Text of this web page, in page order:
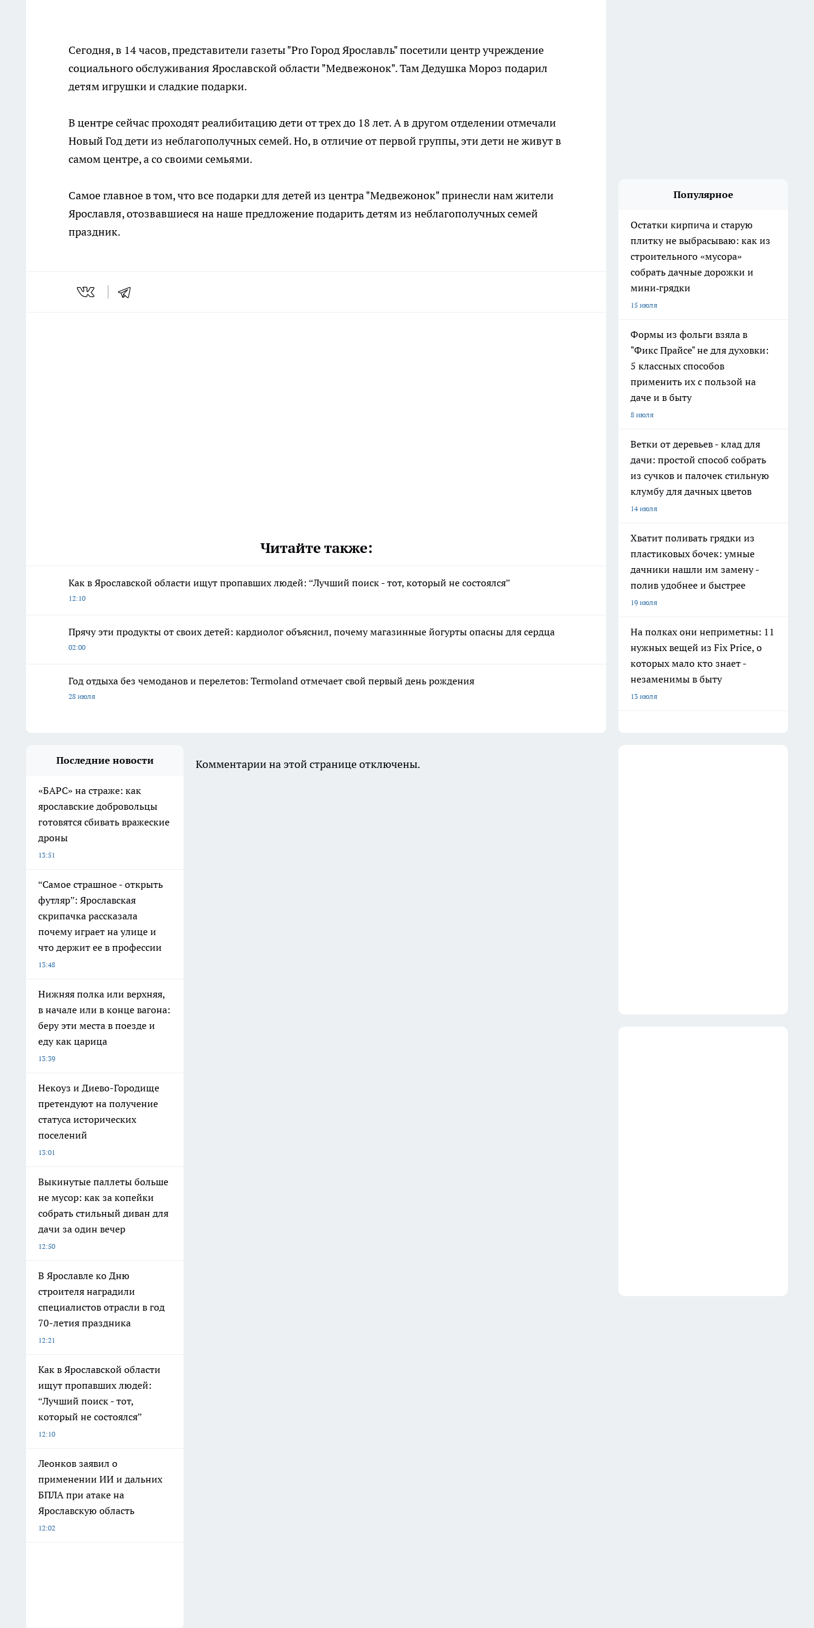
Сегодня, в 14 часов, представители газеты "Pro Город Ярославль" посетили центр учреждение
социального обслуживания Ярославской области "Медвежонок". Там Дедушка Мороз подарил
детям игрушки и сладкие подарки.
В центре сейчас проходят реалибитацию дети от трех до 18 лет. А в другом отделении отмечали
Новый Год дети из неблагополучных семей. Но, в отличие от первой группы, эти дети не живут в
самом центре, а со своими семьями.
Самое главное в том, что все подарки для детей из центра "Медвежонок" принесли нам жители
Ярославля, отозвавшиеся на наше предложение подарить детям из неблагополучных семей
праздник.
Читайте также:
Как в Ярославской области ищут пропавших людей: “Лучший поиск - тот, который не состоялся”
12:10
Прячу эти продукты от своих детей: кардиолог объяснил, почему магазинные йогурты опасны для сердца
02:00
Год отдыха без чемоданов и перелетов: Termoland отмечает свой первый день рождения
28 июля
Популярное
Остатки кирпича и старую
плитку не выбрасываю: как из
строительного «мусора»
собрать дачные дорожки и
мини‑грядки
15 июля
Формы из фольги взяла в
"Фикс Прайсе" не для духовки:
5 классных способов
применить их с пользой на
даче и в быту
8 июля
Ветки от деревьев - клад для
дачи: простой способ собрать
из сучков и палочек стильную
клумбу для дачных цветов
14 июля
Хватит поливать грядки из
пластиковых бочек: умные
дачники нашли им замену -
полив удобнее и быстрее
19 июля
На полках они неприметны: 11
нужных вещей из Fix Price, о
которых мало кто знает -
незаменимы в быту
13 июля
Последние новости
«БАРС» на страже: как
ярославские добровольцы
готовятся сбивать вражеские
дроны
13:51
“Самое страшное - открыть
футляр”: Ярославская
скрипачка рассказала
почему играет на улице и
что держит ее в профессии
13:48
Нижняя полка или верхняя,
в начале или в конце вагона:
беру эти места в поезде и
еду как царица
13:39
Некоуз и Диево-Городище
претендуют на получение
статуса исторических
поселений
13:01
Выкинутые паллеты больше
не мусор: как за копейки
собрать стильный диван для
дачи за один вечер
12:50
В Ярославле ко Дню
строителя наградили
специалистов отрасли в год
70-летия праздника
12:21
Как в Ярославской области
ищут пропавших людей:
“Лучший поиск - тот,
который не состоялся”
12:10
Леонков заявил о
применении ИИ и дальних
БПЛА при атаке на
Ярославскую область
12:02
Комментарии на этой странице отключены.